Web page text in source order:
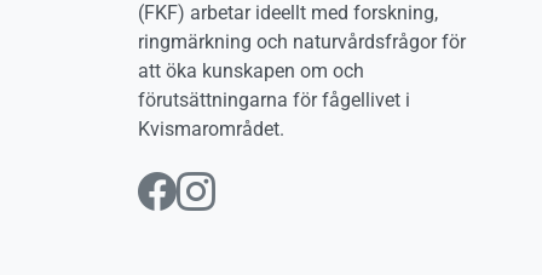
(FKF) arbetar ideellt med forskning,
ringmärkning och naturvårdsfrågor för
att öka kunskapen om och
förutsättningarna för fågellivet i
Kvismarområdet.
Följ oss på Facebook
Följ oss på